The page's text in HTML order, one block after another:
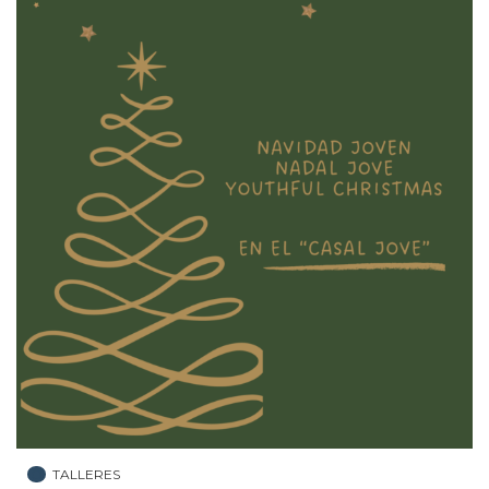
TALLERES